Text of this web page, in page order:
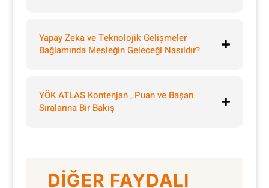
Yapay Zeka ve Teknolojik Gelişmeler
Bağlamında Mesleğin Geleceği Nasıldır?
YÖK ATLAS Kontenjan , Puan ve Başarı
Sıralarına Bir Bakış
DİĞER FAYDALI